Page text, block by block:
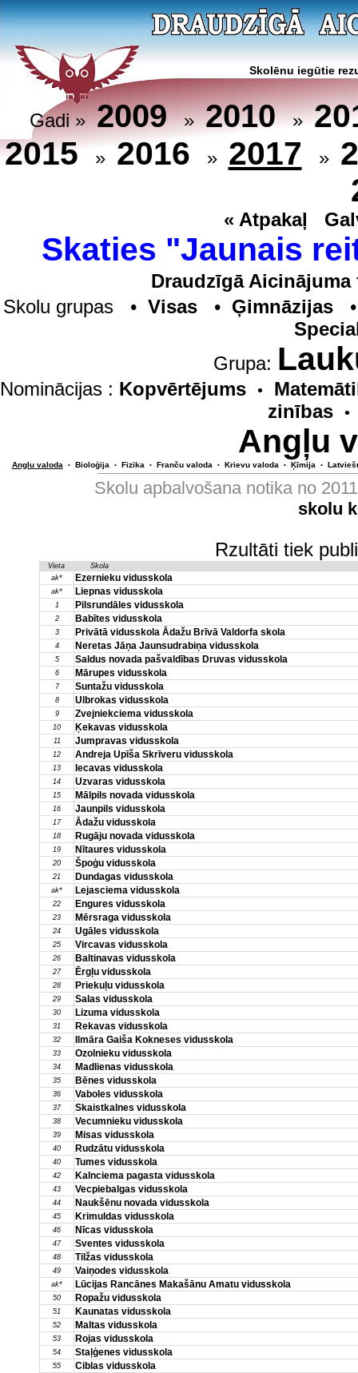
Skolēnu iegūtie
Gadi »2009»2010»
2015 » 2016 » 2017 »
« Atpakaļ
Skaties "Jaunais
Draudzīgā
Skolu grupas • Visas• Ģimnāzijas
Grupa:
Nominācijas : Kopvērtējums •
zinības
•
Angļu
Angļu valoda • Bioloģija • Fizika • Franču valoda • Krievu valoda • Ķīmija •
Skolu apbalvošana notika no
skolu
Rzultāti tiek
Vieta
Skola
ak*
Ezernieku vidusskola
ak* Liepnas vidusskola
1 Pilsrundāles vidusskola
2 Babītes vidusskola
3 Privātā vidusskola Ādažu Brīvā Valdorfa skola
4 Neretas Jāņa Jaunsudrabiņa vidusskola
5 Saldus novada pašvaldības Druvas vidusskola
6 Mārupes vidusskola
7 Suntažu vidusskola
8 Ulbrokas vidusskola
9 Zvejniekciema vidusskola
10 Ķekavas vidusskola
11 Jumpravas vidusskola
12 Andreja Upīša Skrīveru vidusskola
13 Iecavas vidusskola
14 Uzvaras vidusskola
15 Mālpils novada vidusskola
16 Jaunpils vidusskola
17 Ādažu vidusskola
18 Rugāju novada vidusskola
19 Nītaures vidusskola
20 Špoģu vidusskola
21 Dundagas vidusskola
ak* Lejasciema vidusskola
22 Engures vidusskola
23 Mērsraga vidusskola
24 Ugāles vidusskola
25 Vircavas vidusskola
26 Baltinavas vidusskola
27 Ērgļu vidusskola
28 Priekuļu vidusskola
29 Salas vidusskola
30 Lizuma vidusskola
31 Rekavas vidusskola
32 Ilmāra Gaiša Kokneses vidusskola
33 Ozolnieku vidusskola
34 Madlienas vidusskola
35 Bēnes vidusskola
36 Vaboles vidusskola
37 Skaistkalnes vidusskola
38 Vecumnieku vidusskola
39 Misas vidusskola
40 Rudzātu vidusskola
40 Tumes vidusskola
42 Kalnciema pagasta vidusskola
43 Vecpiebalgas vidusskola
44 Naukšēnu novada vidusskola
45 Krimuldas vidusskola
46 Nīcas vidusskola
47 Sventes vidusskola
48 Tilžas vidusskola
49 Vaiņodes vidusskola
ak* Lūcijas Rancānes Makašānu Amatu vidusskola
50 Ropažu vidusskola
51 Kaunatas vidusskola
52 Maltas vidusskola
53 Rojas vidusskola
54 Staļģenes vidusskola
55 Ciblas vidusskola